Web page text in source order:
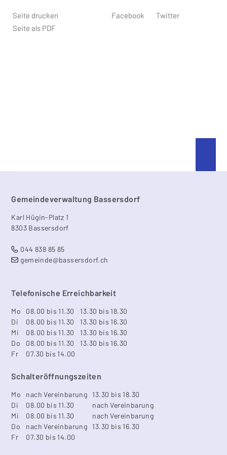
Seite drucken
Seite als PDF
Facebook Twitter
Footer
Gemeindeverwaltung Bassersdorf
Karl Hügin-Platz 1
8303 Bassersdorf
044 838 85 85
gemeinde@bassersdorf.ch
Telefonische Erreichbarkeit
Mo 08.00 bis 11.30
13.30 bis 18.30
Di
08.00 bis 11.30
13.30 bis 16.30
Mi
08.00 bis 11.30
13.30 bis 16.30
Do
08.00 bis 11.30
13.30 bis 16.30
Fr
07.30 bis 14.00
Schalteröffnungszeiten
Mo nach Vereinbarung
13.30 bis 18.30
Di
08.00 bis 11.30
nach Vereinbarung
Mi
08.00 bis 11.30
nach Vereinbarung
Do
nach Vereinbarung
13.30 bis 16.30
Fr
07.30 bis 14.00